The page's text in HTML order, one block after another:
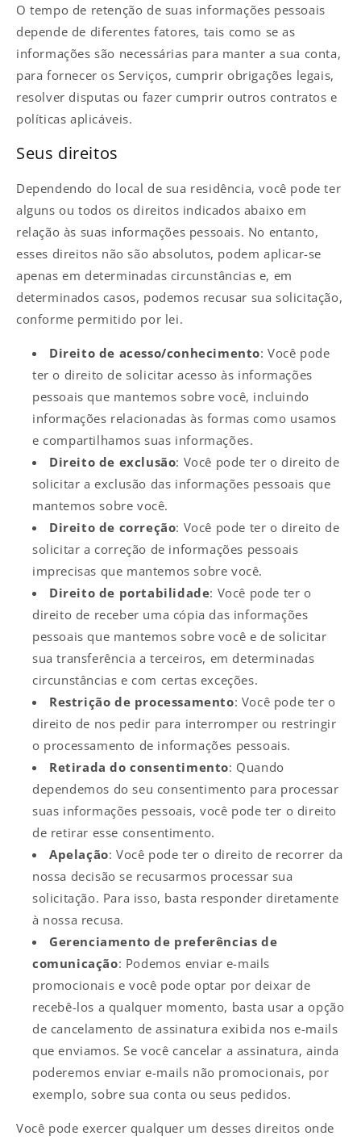
O tempo de retenção de suas informações pessoais
depende de diferentes fatores, tais como se as
informações são necessárias para manter a sua conta,
para fornecer os Serviços, cumprir obrigações legais,
resolver disputas ou fazer cumprir outros contratos e
políticas aplicáveis.
Seus direitos
Dependendo do local de sua residência, você pode ter
alguns ou todos os direitos indicados abaixo em
relação às suas informações pessoais. No entanto,
esses direitos não são absolutos, podem aplicar-se
apenas em determinadas circunstâncias e, em
determinados casos, podemos recusar sua solicitação,
conforme permitido por lei.
Direito de acesso/conhecimento: Você pode
ter o direito de solicitar acesso às informações
pessoais que mantemos sobre você, incluindo
informações relacionadas às formas como usamos
e compartilhamos suas informações.
Direito de exclusão: Você pode ter o direito de
solicitar a exclusão das informações pessoais que
mantemos sobre você.
Direito de correção: Você pode ter o direito de
solicitar a correção de informações pessoais
imprecisas que mantemos sobre você.
Direito de portabilidade: Você pode ter o
direito de receber uma cópia das informações
pessoais que mantemos sobre você e de solicitar
sua transferência a terceiros, em determinadas
circunstâncias e com certas exceções.
Restrição de processamento: Você pode ter o
direito de nos pedir para interromper ou restringir
o processamento de informações pessoais.
Retirada do consentimento: Quando
dependemos do seu consentimento para processar
suas informações pessoais, você pode ter o direito
de retirar esse consentimento.
Apelação: Você pode ter o direito de recorrer da
nossa decisão se recusarmos processar sua
solicitação. Para isso, basta responder diretamente
à nossa recusa.
Gerenciamento de preferências de
comunicação: Podemos enviar e-mails
promocionais e você pode optar por deixar de
recebê-los a qualquer momento, basta usar a opção
de cancelamento de assinatura exibida nos e-mails
que enviamos. Se você cancelar a assinatura, ainda
poderemos enviar e-mails não promocionais, por
exemplo, sobre sua conta ou seus pedidos.
Você pode exercer qualquer um desses direitos onde